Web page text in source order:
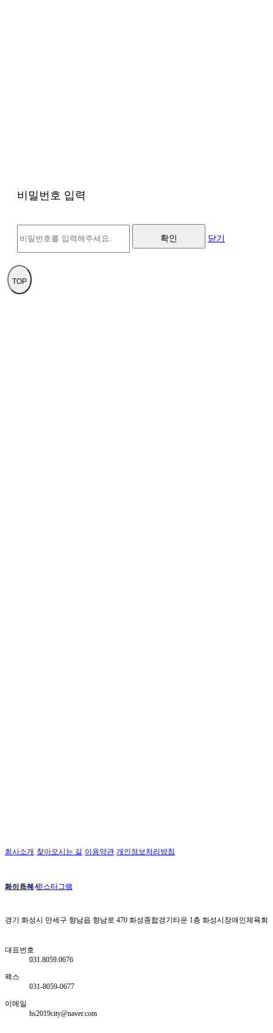
비밀번호 입력
확인 닫기
TOP
회사소개 찾아오시는 길 이용약관 개인정보처리방침
경기 화성시 만세구 향남읍 향남로 470 화성종합경기타운 1층 화성시장애인체육회
대표번호
031.8059.0676
팩스
031-8059-0677
이메일
hs2019city@naver.com
페이스북 인스타그램
화성특례시